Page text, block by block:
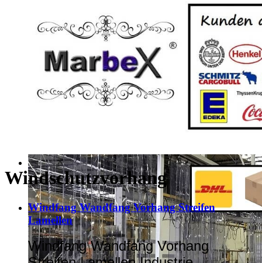
Windschutzvorhang
Windfang Wandfang Vorhang Streifen
Lamellen
Windfang Wandfang Vorhang